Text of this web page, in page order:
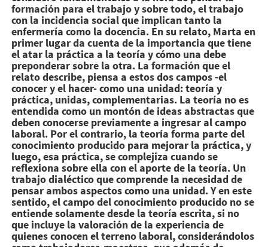
formación para el trabajo y sobre todo, el trabajo
con la incidencia social que implican tanto la
enfermería como la docencia. En su relato, Marta en
primer lugar da cuenta de la importancia que tiene
el atar la práctica a la teoría y cómo una debe
preponderar sobre la otra. La formación que el
relato describe, piensa a estos dos campos -el
conocer y el hacer- como una unidad: teoría y
práctica, unidas, complementarias. La teoría no es
entendida como un montón de ideas abstractas que
deben conocerse previamente a ingresar al campo
laboral. Por el contrario, la teoría forma parte del
conocimiento producido para mejorar la práctica, y
luego, esa práctica, se complejiza cuando se
reflexiona sobre ella con el aporte de la teoría. Un
trabajo dialéctico que comprende la necesidad de
pensar ambos aspectos como una unidad. Y en este
sentido, el campo del conocimiento producido no se
entiende solamente desde la teoría escrita, si no
que incluye la valoración de la experiencia de
quienes conocen el terreno laboral, considerándolos